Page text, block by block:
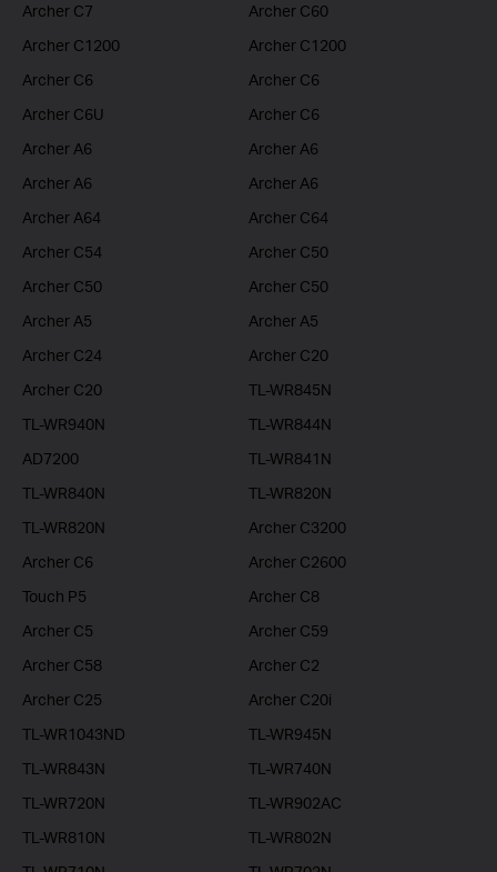
Archer C7
Archer C60
Archer C1200
Archer C1200
Archer C6
Archer C6
Archer C6U
Archer C6
Archer A6
Archer A6
Archer A6
Archer A6
Archer A64
Archer C64
Archer C54
Archer C50
Archer C50
Archer C50
Archer A5
Archer A5
Archer C24
Archer C20
Archer C20
TL-WR845N
TL-WR940N
TL-WR844N
AD7200
TL-WR841N
TL-WR840N
TL-WR820N
TL-WR820N
Archer C3200
Archer C6
Archer C2600
Touch P5
Archer C8
Archer C5
Archer C59
Archer C58
Archer C2
Archer C25
Archer C20i
TL-WR1043ND
TL-WR945N
TL-WR843N
TL-WR740N
TL-WR720N
TL-WR902AC
TL-WR810N
TL-WR802N